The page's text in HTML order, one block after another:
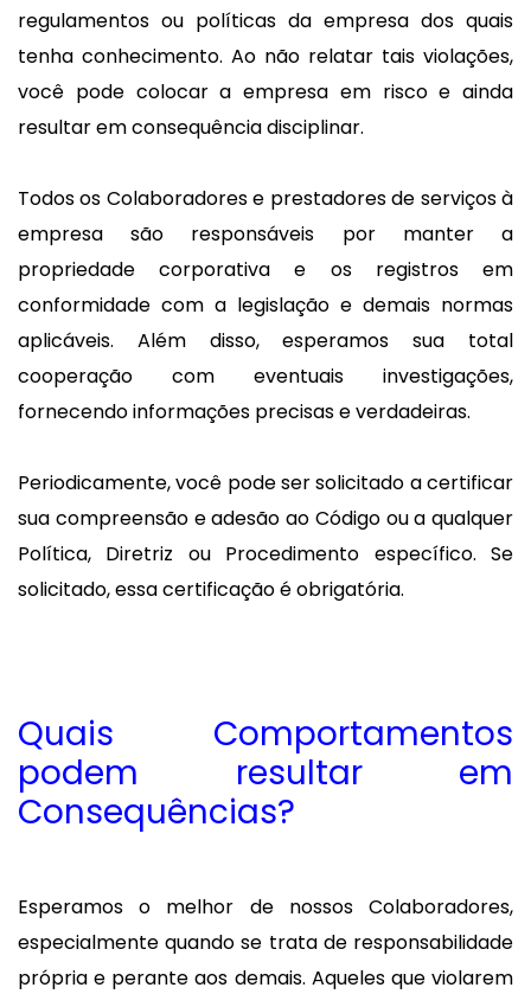
regulamentos ou políticas da empresa dos quais
tenha conhecimento. Ao não relatar tais violações,
você pode colocar a empresa em risco e ainda
resultar em consequência disciplinar.
Todos os Colaboradores e prestadores de serviços à
empresa são responsáveis por manter a
propriedade corporativa e os registros em
conformidade com a legislação e demais normas
aplicáveis. Além disso, esperamos sua total
cooperação com eventuais investigações,
fornecendo informações precisas e verdadeiras.
Periodicamente, você pode ser solicitado a certificar
sua compreensão e adesão ao Código ou a qualquer
Política, Diretriz ou Procedimento específico. Se
solicitado, essa certificação é obrigatória.
Quais Comportamentos
podem resultar em
Consequências?
Esperamos o melhor de nossos Colaboradores,
especialmente quando se trata de responsabilidade
própria e perante aos demais. Aqueles que violarem